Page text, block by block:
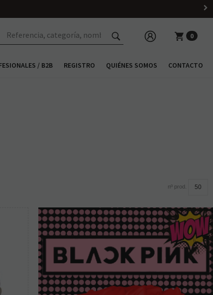
0
/ B2B REGISTRO QUIÉNES SOMOS CONTACTO
nº prod.